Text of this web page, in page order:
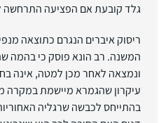
גלד קובעת אם הפציעה התרחשה
ריסוק איברים הנגרם כתוצאה
המשנה. רב הונא פוסק כי בהמה
ונמצאה לאחר מכן למטה, אינה
עיקרון שהגמרא מיישמת במקרה
בהתייחס לכבשה שרגליה